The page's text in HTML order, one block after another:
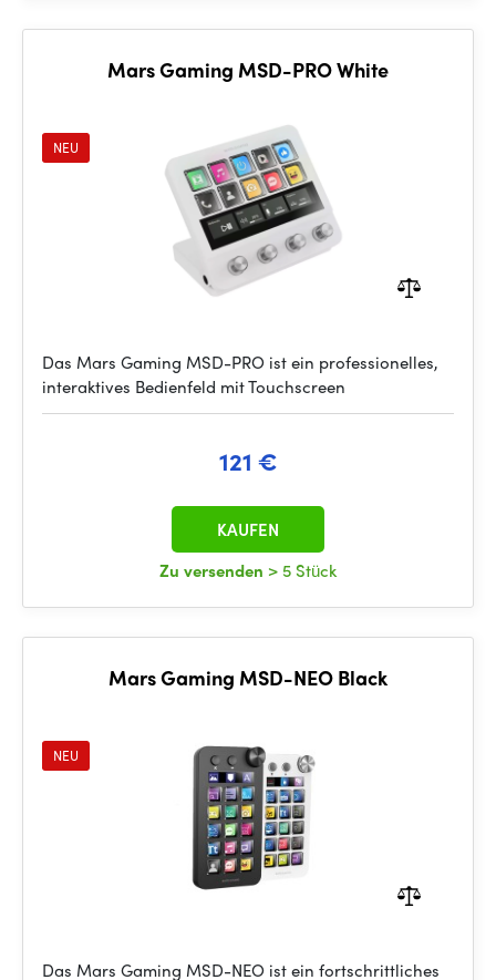
Mars Gaming MSD-PRO White
NEU
Das Mars Gaming MSD-PRO ist ein professionelles,
interaktives Bedienfeld mit Touchscreen
121 €
Zu versenden > 5 Stück
KAUFEN
Mars Gaming MSD-NEO Black
NEU
Das Mars Gaming MSD-NEO ist ein fortschrittliches